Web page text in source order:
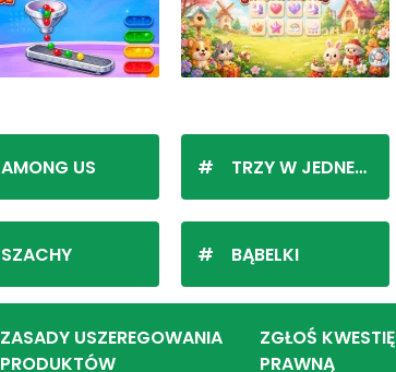
AMONG US
SZACHY
TRZY W JEDNEJ LINII
BĄBELKI
ZASADY USZEREGOWANIA
PRODUKTÓW
ZGŁOŚ KWESTIĘ
PRAWNĄ